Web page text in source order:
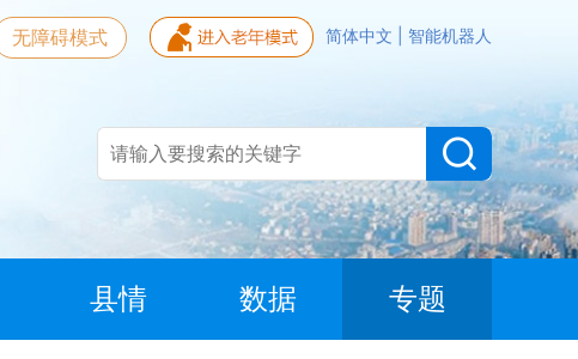
简体中文 智能机器人
无障碍模式
县情 数据 专题